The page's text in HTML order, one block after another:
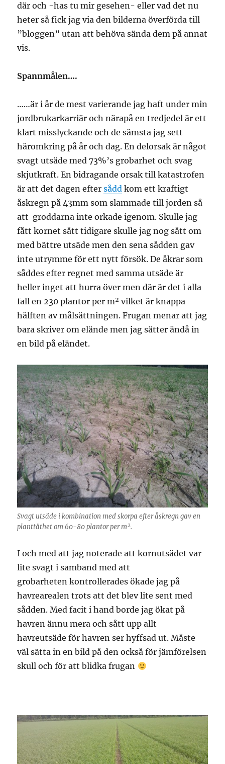
där och -has tu mir gesehen- eller vad det nu
heter så fick jag via den bilderna överförda till
”bloggen” utan att behöva sända dem på annat
vis.
Spannmålen….
……är i år de mest varierande jag haft under min
jordbrukarkarriär och närapå en tredjedel är ett
klart misslyckande och de sämsta jag sett
häromkring på år och dag. En delorsak är något
svagt utsäde med 73%’s grobarhet och svag
skjutkraft. En bidragande orsak till katastrofen
är att det dagen eftersådd kom ett kraftigt
åskregn på 43mm som slammade till jorden så
att groddarna inte orkade igenom. Skulle jag
fått kornet sått tidigare skulle jag nog sått om
med bättre utsäde men den sena sådden gav
inte utrymme för ett nytt försök. De åkrar som
såddes efter regnet med samma utsäde är
heller inget att hurra över men där är det i alla
fall en 230 plantor per m² vilket är knappa
hälften av målsättningen. Frugan menar att jag
bara skriver om elände men jag sätter ändå in
en bild på eländet.
Svagt utsäde i kombination med skorpa efter åskregn gav en
planttäthet om 60-80 plantor per m².
I och med att jag noterade att kornutsädet var
lite svagt i samband med att
grobarheten kontrollerades ökade jag på
havrearealen trots att det blev lite sent med
sådden. Med facit i hand borde jag ökat på
havren ännu mera och sått upp allt
havreutsäde för havren ser hyffsad ut. Måste
väl sätta in en bild på den också för jämförelsen
skull och för att blidka frugan